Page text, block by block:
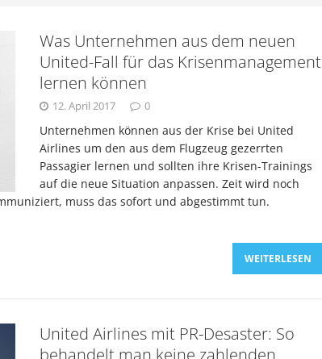
aus dem neuen United-Fall für das
können KRISENMANAGEMENT
mit PR-Desaster: So behandelt man keine
KRISEN
Krisenkommunikation: Zusammenarbeit mit den
Was Unternehmen aus dem neuen
United-Fall für das Krisenmanagement
lernen können
12. April 2017 0
Unternehmen können aus der Krise bei United
Airlines um den aus dem Flugzeug gezerrten
Passagier lernen und sollten ihre Krisen-Trainings
auf die neue Situation anpassen. Zeit wird noch
muss das sofort und abgestimmt tun.
WEITERLESEN
United Airlines mit PR-Desaster: So
behandelt man keine zahlenden